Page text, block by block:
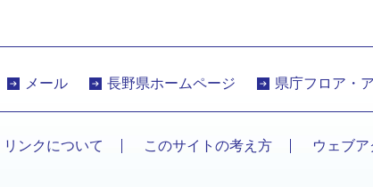
メール 長野県ホームページ 県庁フロア・
リンクについて このサイトの考え方 ウェブ